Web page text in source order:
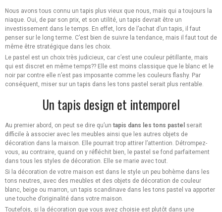
Nous avons tous connu un tapis plus vieux que nous, mais qui a toujours la
niaque. Oui, de par son prix, et son utilité, un tapis devrait être un
investissement dans le temps. En effet, lors de l’achat d’un tapis, il faut
penser sur le long terme. C’est bien de suivre la tendance, mais il faut tout de
même être stratégique dans les choix.
Le pastel est un choix très judicieux, car c’est une couleur pétillante, mais
qui est discret en même temps?? Elle est moins classique que le blanc et le
noir par contre elle n’est pas imposante comme les couleurs flashy. Par
conséquent, miser sur un tapis dans les tons pastel serait plus rentable.
Un tapis design et intemporel
Au premier abord, on peut se dire qu’un tapis dans les tons pastel serait
difficile à associer avec les meubles ainsi que les autres objets de
décoration dans la maison. Elle pourrait trop attirer l’attention. Détrompez-
vous, au contraire, quand on y réfléchit bien, le pastel se fond parfaitement
dans tous les styles de décoration. Elle se marie avec tout.
Si la décoration de votre maison est dans le style un peu bohème dans les
tons neutres, avec des meubles et des objets de décoration de couleur
blanc, beige ou marron, un tapis scandinave dans les tons pastel va apporter
une touche d’originalité dans votre maison.
Toutefois, si la décoration que vous avez choisie est plutôt dans une